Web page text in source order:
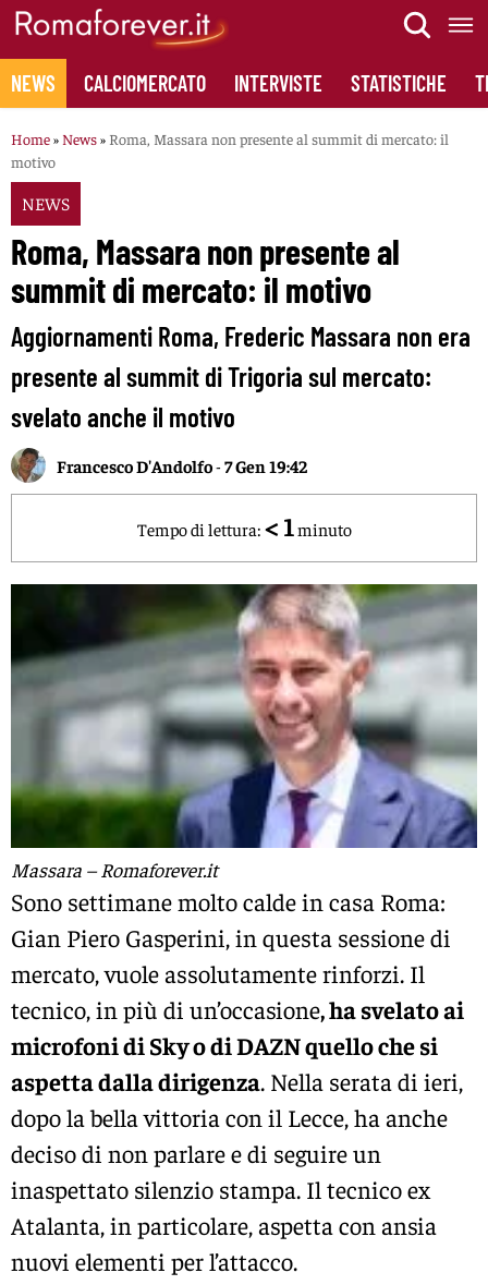
Skip
content
NEWS CALCIOMERCATO INTERVISTE STATISTICHE
Home» News» Roma, Massara non presente al summit di mercato: il
motivo
NEWS
Roma, Massara non presente al
summit di mercato: il motivo
Aggiornamenti Roma, Frederic Massara non era
presente al summit di Trigoria sul mercato:
svelato anche il motivo
Francesco D'Andolfo-7 Gen 19:42
Tempo di lettura: < 1 minuto
Massara – Romaforever.it
Sono settimane molto calde in casa Roma:
Gian Piero Gasperini, in questa sessione di
mercato, vuole assolutamente rinforzi. Il
tecnico, in più di un’occasione, ha svelato ai
microfoni di Sky o di DAZN quello che si
aspetta dalla dirigenza. Nella serata di ieri,
dopo la bella vittoria con il Lecce, ha anche
deciso di non parlare e di seguire un
inaspettato silenzio stampa. Il tecnico ex
Atalanta, in particolare, aspetta con ansia
nuovi elementi per l’attacco.